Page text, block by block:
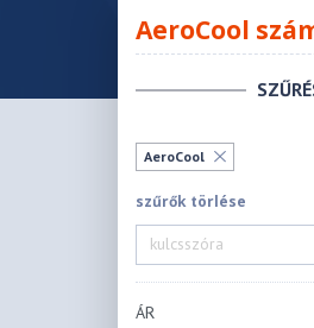
AeroCool
AeroCool
szűrők törlése
ÁR